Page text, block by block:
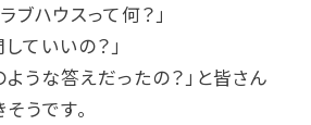
ハウスって何？」
いいの？」
な答えだったの？」と皆さん
うです。